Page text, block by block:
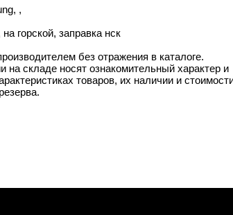
,
горской, заправка нск
без отражения в каталоге.
складе носят ознакомительный характер и
товаров, их наличии и